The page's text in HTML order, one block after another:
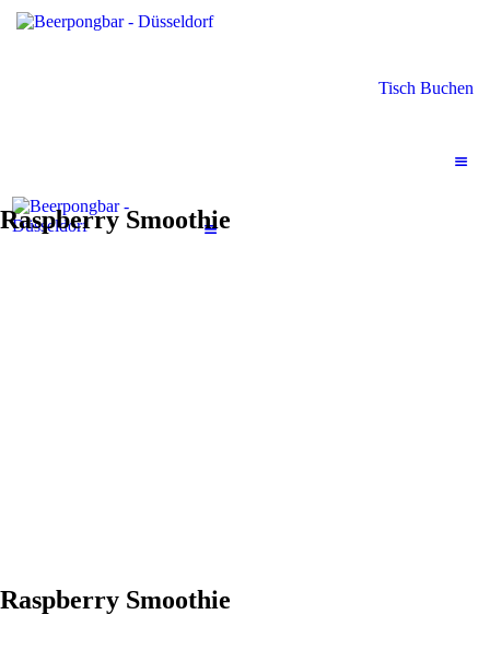
Tisch Buchen
Raspberry Smoothie
Raspberry Smoothie